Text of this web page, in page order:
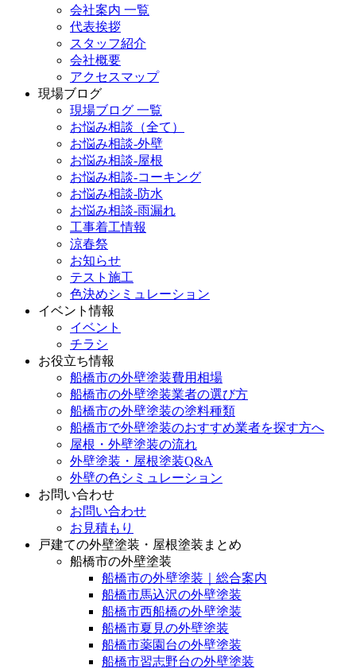
会社案内 一覧
代表挨拶
スタッフ紹介
会社概要
アクセスマップ
現場ブログ
現場ブログ 一覧
お悩み相談（全て）
お悩み相談-外壁
お悩み相談-屋根
お悩み相談-コーキング
お悩み相談-防水
お悩み相談-雨漏れ
工事着工情報
涼春祭
お知らせ
テスト施工
色決めシミュレーション
イベント情報
イベント
チラシ
お役立ち情報
船橋市の外壁塗装費用相場
船橋市の外壁塗装業者の選び方
船橋市の外壁塗装の塗料種類
船橋市で外壁塗装のおすすめ業者を探す方へ
屋根・外壁塗装の流れ
外壁塗装・屋根塗装Q&A
外壁の色シミュレーション
お問い合わせ
お問い合わせ
お見積もり
戸建ての外壁塗装・屋根塗装まとめ
船橋市の外壁塗装
船橋市の外壁塗装｜総合案内
船橋市馬込沢の外壁塗装
船橋市西船橋の外壁塗装
船橋市夏見の外壁塗装
船橋市薬園台の外壁塗装
船橋市習志野台の外壁塗装